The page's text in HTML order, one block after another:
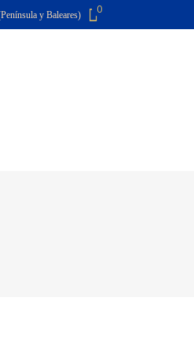
y Baleares) 0